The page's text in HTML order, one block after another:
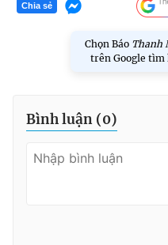
Chia sẻ
Chọn Báo Thanh
trên Google tìm
Bình luận (0)